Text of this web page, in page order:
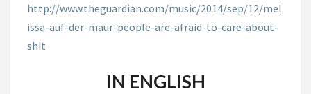
http://www.theguardian.com/music/2014/sep/12/mel
issa-auf-der-maur-people-are-afraid-to-care-about-
shit
IN ENGLISH